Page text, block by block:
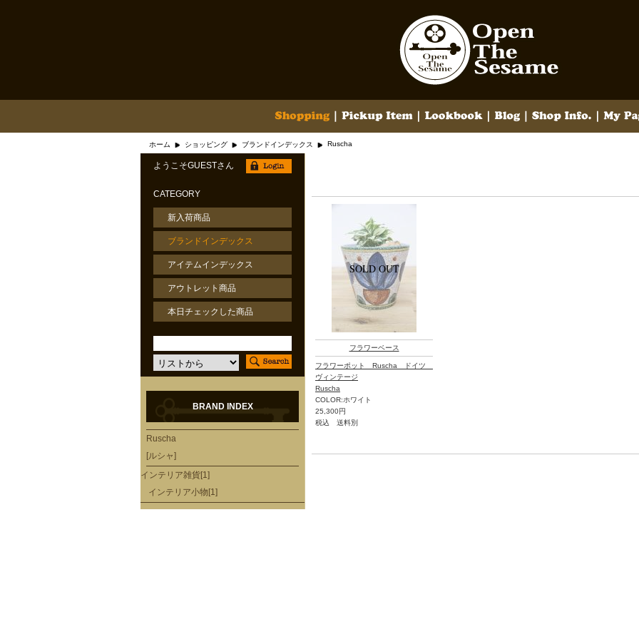
ホーム ショッピング ブランドインデックス Ruscha
フラワーベース
フラワーポット Ruscha ドイツ
ヴィンテージ
Ruscha
COLOR:ホワイト
25,300円
税込 送料別
ようこそGUESTさん
CATEGORY
新入荷商品
ブランドインデックス
アイテムインデックス
アウトレット商品
本日チェックした商品
BRAND INDEX
Ruscha
[ルシャ]
インテリア雑貨[1]
インテリア小物[1]